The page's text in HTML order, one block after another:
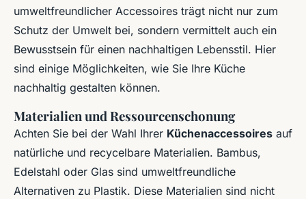
umweltfreundlicher Accessoires trägt nicht nur zum
Schutz der Umwelt bei, sondern vermittelt auch ein
Bewusstsein für einen nachhaltigen Lebensstil. Hier
sind einige Möglichkeiten, wie Sie Ihre Küche
nachhaltig gestalten können.
Materialien und Ressourcenschonung
Achten Sie bei der Wahl Ihrer Küchenaccessoires auf
natürliche und recycelbare Materialien. Bambus,
Edelstahl oder Glas sind umweltfreundliche
Alternativen zu Plastik. Diese Materialien sind nicht